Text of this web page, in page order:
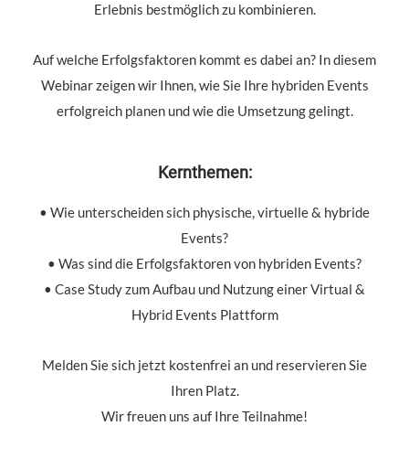
Erlebnis bestmöglich zu kombinieren.
Auf welche Erfolgsfaktoren kommt es dabei an? In diesem
Webinar zeigen wir Ihnen, wie Sie Ihre hybriden Events
erfolgreich planen und wie die Umsetzung gelingt.
Kernthemen:
• Wie unterscheiden sich physische, virtuelle & hybride
Events?
• Was sind die Erfolgsfaktoren von hybriden Events?
• Case Study zum Aufbau und Nutzung einer Virtual &
Hybrid Events Plattform
Melden Sie sich jetzt kostenfrei an und reservieren Sie
Ihren Platz.
Wir freuen uns auf Ihre Teilnahme!